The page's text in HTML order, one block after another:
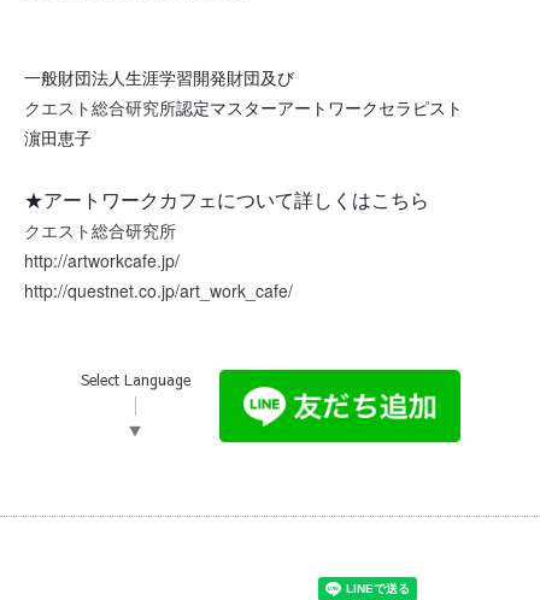
一般財団法人生涯学習開発財団及び
クエスト総合研究所認定マスターアートワークセラピスト
濵田恵子
★アートワークカフェについて詳しくはこちら
クエスト総合研究所
http://artworkcafe.jp/
http://questnet.co.jp/art_work_cafe/
Select Language
▼